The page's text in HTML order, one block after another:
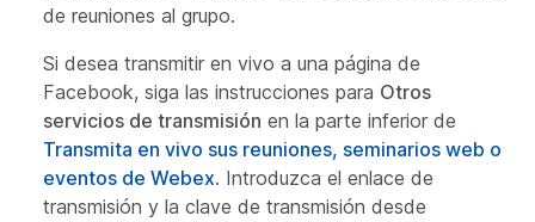
de reuniones al grupo.
Si desea transmitir en vivo a una página de
Facebook, siga las instrucciones para Otros
servicios de transmisión en la parte inferior de
Transmita en vivo sus reuniones, seminarios web o
eventos de Webex. Introduzca el enlace de
transmisión y la clave de transmisión desde